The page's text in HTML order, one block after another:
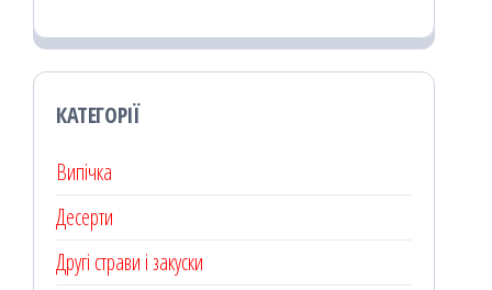
КАТЕГОРІЇ
Випічка
Десерти
Другі страви і закуски